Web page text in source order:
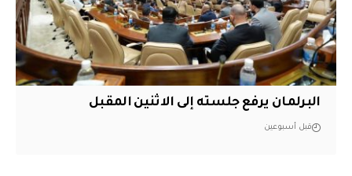
البرلمان يرفع جلسته إلى الاثنين المقبل
قبل أسبوعين